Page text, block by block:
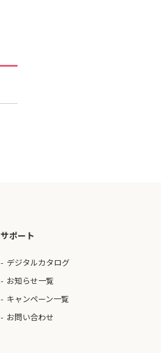
サポート
デジタルカタログ
お知らせ一覧
キャンペーン一覧
お問い合わせ